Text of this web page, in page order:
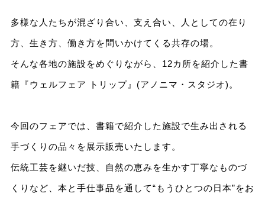
多様な人たちが混ざり合い、支え合い、人としての在り
方、生き方、働き方を問いかけてくる共存の場。
そんな各地の施設をめぐりながら、12カ所を紹介した書
籍『ウェルフェア トリップ』(アノニマ・スタジオ)。
今回のフェアでは、書籍で紹介した施設で生み出される
手づくりの品々を展示販売いたします。
伝統工芸を継いだ技、自然の恵みを生かす丁寧なものづ
くりなど、本と手仕事品を通して“もうひとつの日本”をお